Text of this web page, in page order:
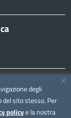
degli
sito stesso. Per
policye la nostra